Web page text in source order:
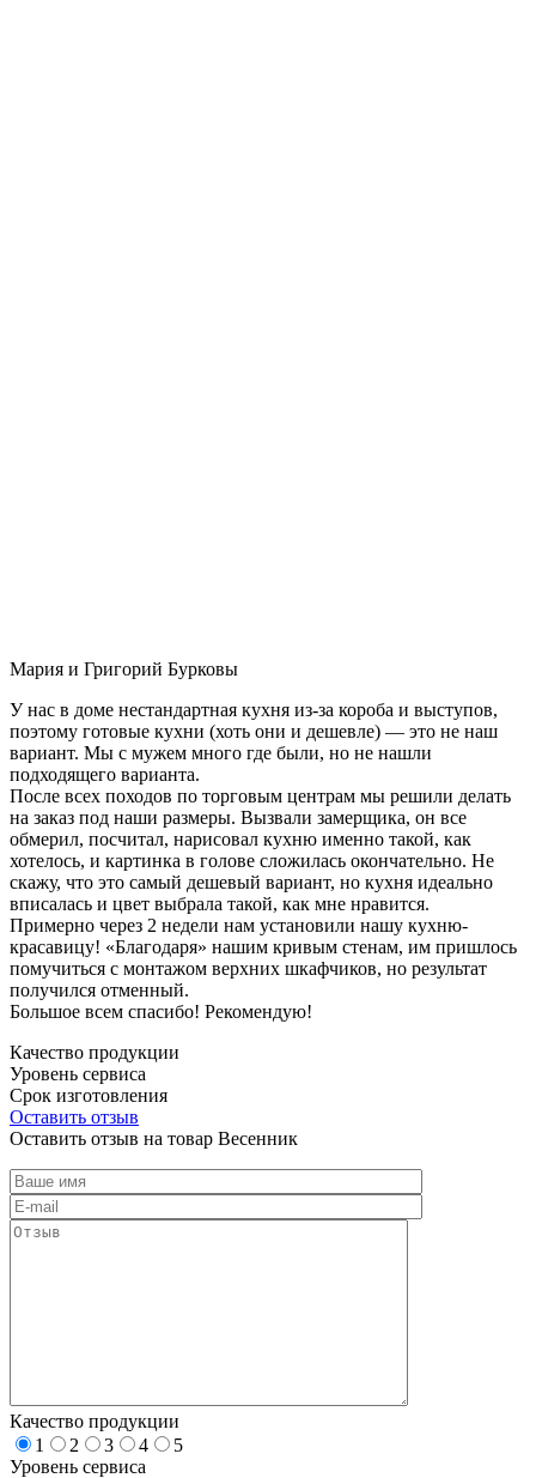
Мария и Григорий Бурковы
У нас в доме нестандартная кухня из-за короба и выступов,
поэтому готовые кухни (хоть они и дешевле) — это не наш
вариант. Мы с мужем много где были, но не нашли
подходящего варианта.
После всех походов по торговым центрам мы решили делать
на заказ под наши размеры. Вызвали замерщика, он все
обмерил, посчитал, нарисовал кухню именно такой, как
хотелось, и картинка в голове сложилась окончательно. Не
скажу, что это самый дешевый вариант, но кухня идеально
вписалась и цвет выбрала такой, как мне нравится.
Примерно через 2 недели нам установили нашу кухню-
красавицу! «Благодаря» нашим кривым стенам, им пришлось
помучиться с монтажом верхних шкафчиков, но результат
получился отменный.
Большое всем спасибо! Рекомендую!
Качество продукции
Уровень сервиса
Срок изготовления
Оставить отзыв
Оставить отзыв на товар Весенник
Качество продукции
1
2 3 4
5
Уровень сервиса